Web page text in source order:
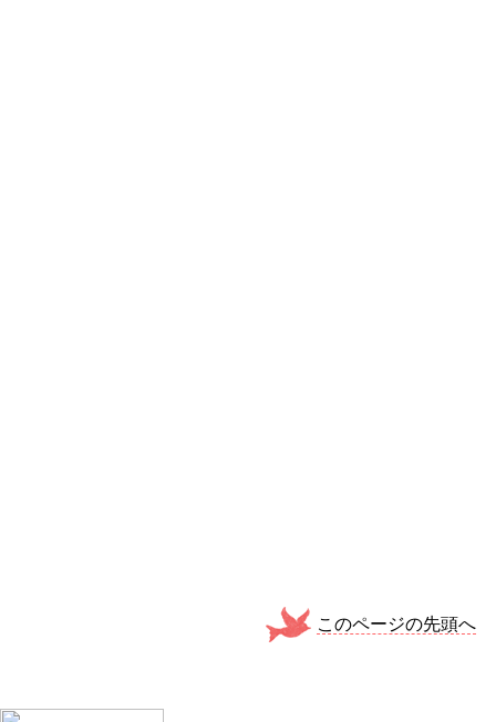
このページの先頭へ